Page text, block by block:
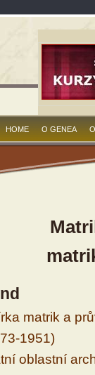
HOME O GENEA
matrik a
1951)
oblastní